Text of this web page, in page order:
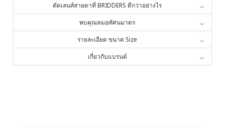
ตัดเลนส์สายตาที่ BRIDDERS ดีกว่าอย่างไร
พบคุณหมอทัศนมาตร
รายละเอียด ขนาด Size
เกี่ยวกับแบรนด์